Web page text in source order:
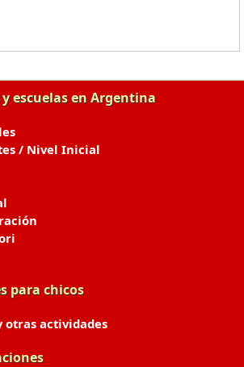
escuelas en Argentina
/ Nivel Inicial
para chicos
otras actividades